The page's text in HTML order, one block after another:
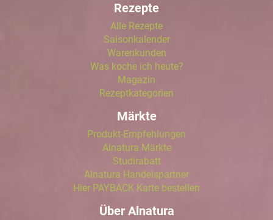
Rezepte
Alle Rezepte
Saisonkalender
Warenkunden
Was koche ich heute?
Magazin
Rezeptkategorien
Märkte
Produkt-Empfehlungen
Alnatura Märkte
Studirabatt
Alnatura Handelspartner
Hier PAYBACK Karte bestellen
Über Alnatura